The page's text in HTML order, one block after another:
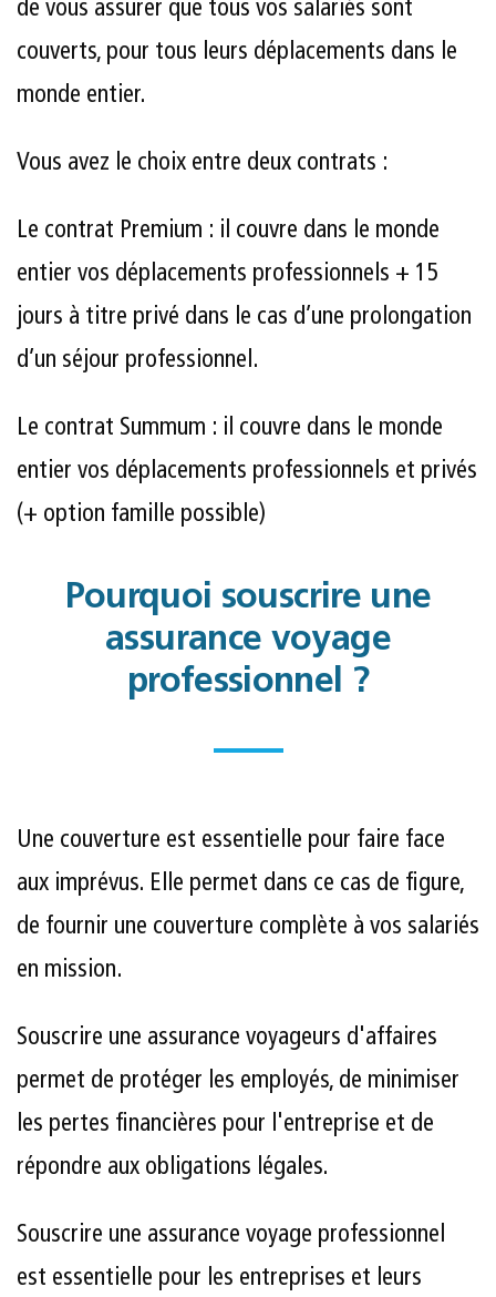
de vous assurer que tous vos salariés sont
couverts, pour tous leurs déplacements dans le
monde entier.
Vous avez le choix entre deux contrats :
Le contrat Premium : il couvre dans le monde
entier vos déplacements professionnels + 15
jours à titre privé dans le cas d’une prolongation
d’un séjour professionnel.
Le contrat Summum : il couvre dans le monde
entier vos déplacements professionnels et privés
(+ option famille possible)
Pourquoi souscrire une
assurance voyage
professionnel ?
Une couverture est essentielle pour faire face
aux imprévus. Elle permet dans ce cas de figure,
de fournir une couverture complète à vos salariés
en mission.
Souscrire une assurance voyageurs d'affaires
permet de protéger les employés, de minimiser
les pertes financières pour l'entreprise et de
répondre aux obligations légales.
Souscrire une assurance voyage professionnel
est essentielle pour les entreprises et leurs